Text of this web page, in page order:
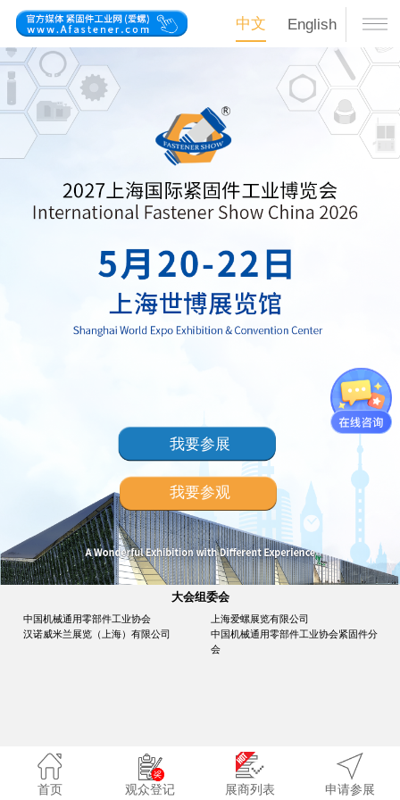
中文 English
我要参展
我要参观
大会组委会
中国机械通用零部件工业协会
上海爱螺展览有限公司
汉诺威米兰展览（上海）有限公司
中国机械通用零部件工业协会紧固件分
会
首页 观众登记 展商列表 申请参展